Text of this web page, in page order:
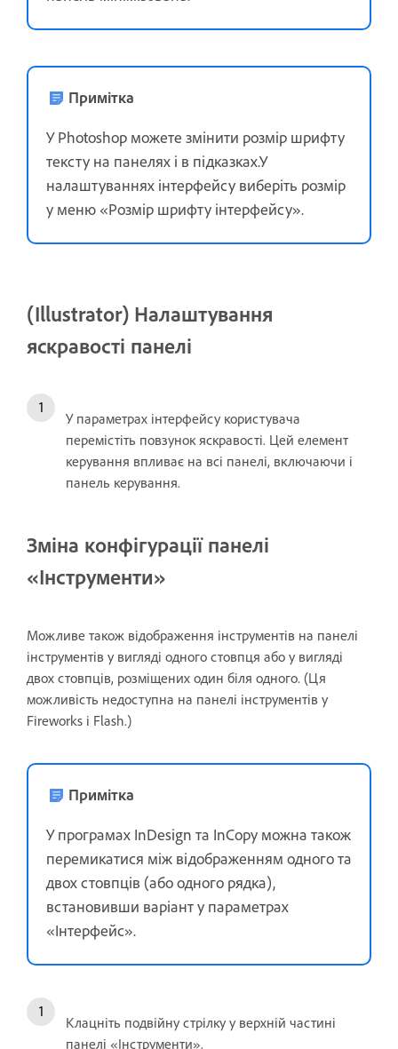
Примітка
У Photoshop можете змінити розмір шрифту
тексту на панелях і в підказках.У
налаштуваннях інтерфейсу виберіть розмір
у меню «Розмір шрифту інтерфейсу».
(Illustrator) Налаштування
яскравості панелі
У параметрах інтерфейсу користувача
перемістіть повзунок яскравості. Цей елемент
керування впливає на всі панелі, включаючи і
панель керування.
Зміна конфігурації панелі
«Інструменти»
Можливе також відображення інструментів на панелі
інструментів у вигляді одного стовпця або у вигляді
двох стовпців, розміщених один біля одного. (Ця
можливість недоступна на панелі інструментів у
Fireworks і Flash.)
Примітка
У програмах InDesign та InCopy можна також
перемикатися між відображенням одного та
двох стовпців (або одного рядка),
встановивши варіант у параметрах
«Інтерфейс».
Клацніть подвійну стрілку у верхній частині
панелі «Інструменти».